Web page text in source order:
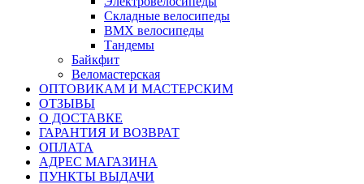
Складные велосипеды
BMX велосипеды
Тандемы
Байкфит
Веломастерская
ОПТОВИКАМ И МАСТЕРСКИМ
ОТЗЫВЫ
О ДОСТАВКЕ
ГАРАНТИЯ И ВОЗВРАТ
ОПЛАТА
АДРЕС МАГАЗИНА
ПУНКТЫ ВЫДАЧИ